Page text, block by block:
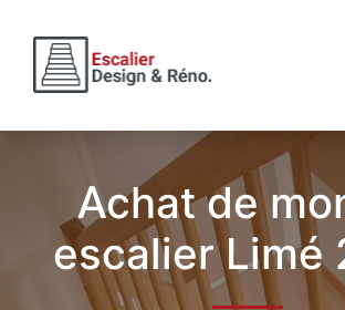
Achat de
escalier Limé